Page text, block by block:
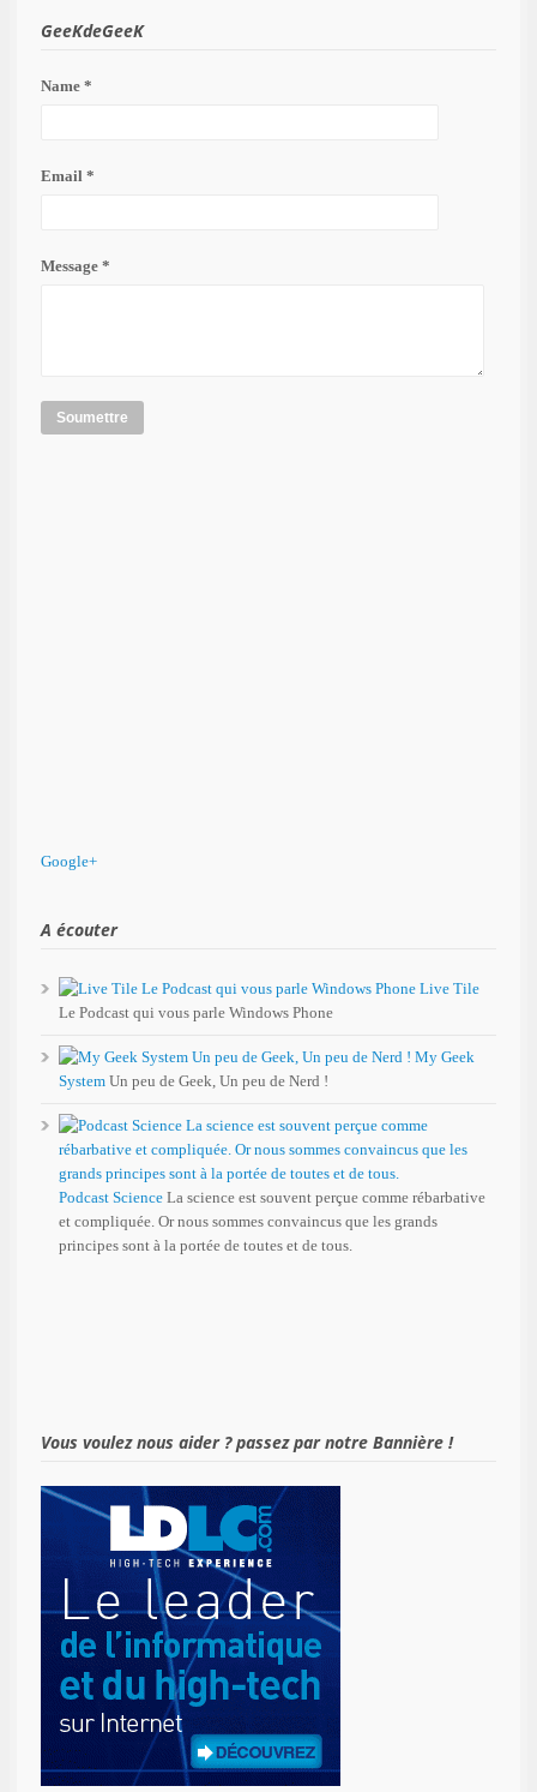
GeeKdeGeeK
Name *
Email *
Message *
Soumettre
Google+
A écouter
Live Tile
Le Podcast qui vous parle Windows Phone
My Geek
System Un peu de Geek, Un peu de Nerd !
Podcast Science La science est souvent perçue comme rébarbative
et compliquée. Or nous sommes convaincus que les grands
principes sont à la portée de toutes et de tous.
Vous voulez nous aider ? passez par notre Bannière !